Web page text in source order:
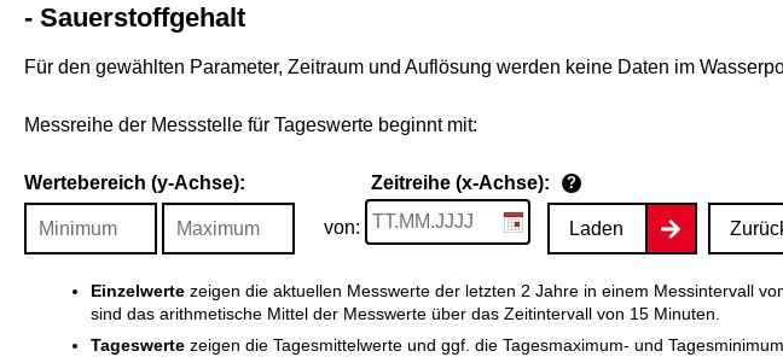
- Sauerstoffgehalt
Für den gewählten Parameter, Zeitraum und Auflösung werden keine Daten im
Messreihe der Messstelle für Tageswerte beginnt mit:
Wertebereich (y-Achse): Zeitreihe (x-Achse): ?
von: Laden
Einzelwertezeigen die aktuellen Messwerte der letzten 2 Jahre in einem Messintervall
sind das arithmetische Mittel der Messwerte über das Zeitintervall von 15 Minuten.
Tageswertezeigen die Tagesmittelwerte und ggf. die Tagesmaximum- und